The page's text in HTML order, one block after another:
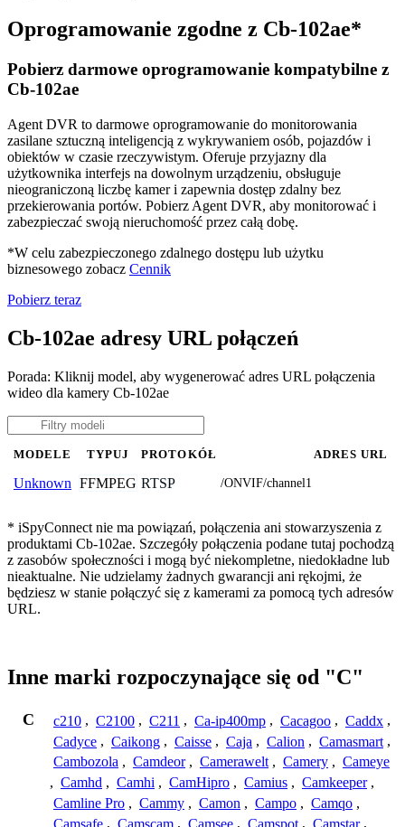
Oprogramowanie zgodne z Cb-102ae*
Pobierz darmowe oprogramowanie kompatybilne z
Cb-102ae
Agent DVR to darmowe oprogramowanie do monitorowania
zasilane sztuczną inteligencją z wykrywaniem osób, pojazdów i
obiektów w czasie rzeczywistym. Oferuje przyjazny dla
użytkownika interfejs na dowolnym urządzeniu, obsługuje
nieograniczoną liczbę kamer i zapewnia dostęp zdalny bez
przekierowania portów. Pobierz Agent DVR, aby monitorować i
zabezpieczać swoją nieruchomość przez całą dobę.
*W celu zabezpieczonego zdalnego dostępu lub użytku
biznesowego zobacz Cennik
Pobierz teraz
Cb-102ae adresy URL połączeń
Porada: Kliknij model, aby wygenerować adres URL połączenia
wideo dla kamery Cb-102ae
MODELE TYPUJ PROTOKÓŁ ADRES URL
Unknown FFMPEG RTSP /ONVIF/channel1
* iSpyConnect nie ma powiązań, połączenia ani stowarzyszenia z
produktami Cb-102ae. Szczegóły połączenia podane tutaj pochodzą
z zasobów społeczności i mogą być niekompletne, niedokładne lub
nieaktualne. Nie udzielamy żadnych gwarancji ani rękojmi, że
będziesz w stanie połączyć się z kamerami za pomocą tych adresów
URL.
Inne marki rozpoczynające się od "C"
C c210 , C2100 , C211 , Ca-ip400mp , Cacagoo , Caddx ,
Cadyce , Caikong , Caisse , Caja , Calion , Camasmart ,
Cambozola , Camdeor , Camerawelt , Camery , Cameye
, Camhd , Camhi , CamHipro , Camius , Camkeeper ,
Camline Pro , Cammy , Camon , Campo , Camqo ,
Camsafe , Camscam , Camsee , Camspot , Camstar ,